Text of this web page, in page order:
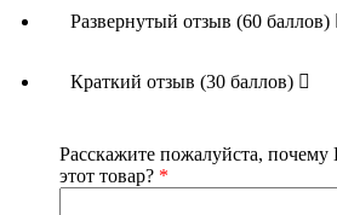
Развернутый отзыв (60 баллов)
Краткий отзыв (30 баллов)
Расскажите пожалуйста,
этот товар? *